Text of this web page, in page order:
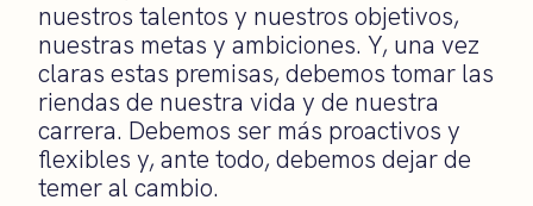
nuestros talentos y nuestros objetivos,
nuestras metas y ambiciones. Y, una vez
claras estas premisas, debemos tomar las
riendas de nuestra vida y de nuestra
carrera. Debemos ser más proactivos y
flexibles y, ante todo, debemos dejar de
temer al cambio.